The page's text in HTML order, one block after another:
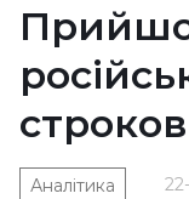
Аналітика